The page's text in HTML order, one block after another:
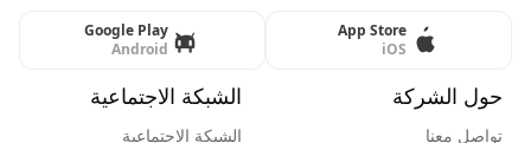
App Store
iOS
Google Play
Android
حول الشركة
تواصل معنا
الشبكة الاجتماعية
الشبكة الاجتماعية